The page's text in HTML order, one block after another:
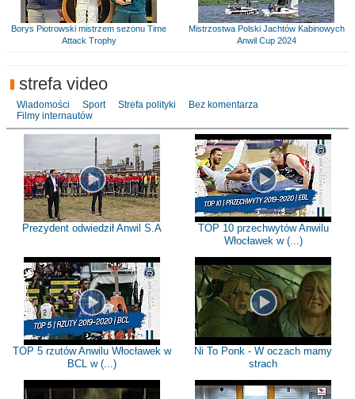
Borys Piotrowski mistrzem sezonu Time
Attack Trophy
Mistrzostwa Polski Jachtów Kabinowych
Anwil Cup 2024
strefa video
Wiadomości Sport Strefa polityki
Bez komentarza
Filmy internautów
Prezydent odwiedził Anwil S.A
TOP 10 przechwytów Anwilu
Włocławek w (...)
TOP 5 rzutów Anwilu Włocławek w
BCL w (...)
Ni To Ponk - W oczach mamy
strach